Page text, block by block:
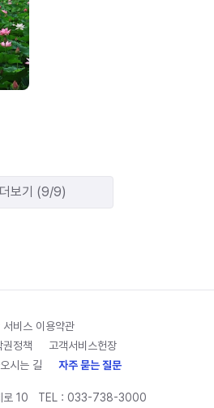
더보기 (9/9)
서비스 이용약관
권정책
고객서비스헌장
시는 길 자주 묻는 질문
로 10 TEL : 033-738-3000